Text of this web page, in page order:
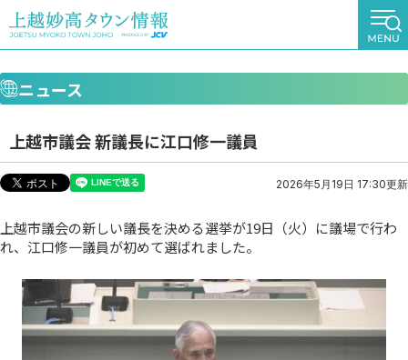
ニュース
上越市議会 新議長に江口修一議員
2026年5月19日 17:30更新
上越市議会の新しい議長を決める選挙が19日（火）に議場で行わ
れ、江口修一議員が初めて選ばれました。